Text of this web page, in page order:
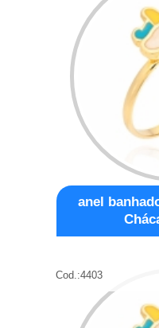
anel
Cod.:4403